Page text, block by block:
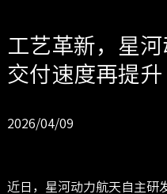
工艺革新，星
交付速度再提升
2026/04/09
近日，星河动力航天自主研